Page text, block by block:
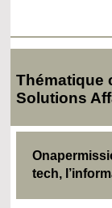
Thématique
Solutions
tech,